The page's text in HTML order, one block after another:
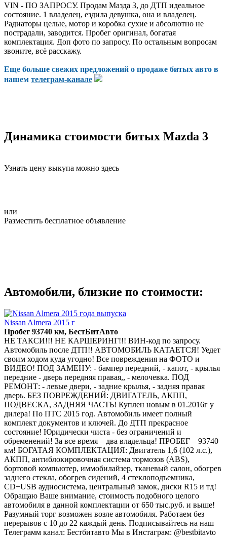
VIN - ПО ЗАПРОСУ. Продам Мазда 3, до ДТП идеальное
состояние. 1 владелец, ездила девушка, она и владелец.
Радиаторы целые, мотор и коробка сухие и абсолютно не
пострадали, заводится. Пробег оригинал, богатая
комплектация. Доп фото по запросу. По остальным вопросам
звоните, всё расскажу.
Еще больше свежих предложений о продаже битых авто в
нашем телеграм-канале
Динамика стоимости битых Mazda 3
Узнать цену выкупа можно здесь
или
Разместить бесплатное объявление
Автомобили, близкие по стоимости:
Nissan Almera 2015 г
Пробег 93740 км, БестБитАвто
НЕ ТАКСИ!!! НЕ КАРШЕРИНГ!!! ВИН-код по запросу.
Автомобиль после ДТП!! АВТОМОБИЛЬ КАТАЕТСЯ! Уедет
своим ходом куда угодно! Все повреждения на ФОТО и
ВИДЕО! ПОД ЗАМЕНУ: - бампер передний, - капот, - крылья
передние - дверь передняя правая,, - мелочевка. ПОД
РЕМОНТ: - левые двери, - задние крылья, - задняя правая
дверь. БЕЗ ПОВРЕЖДЕНИЙ: ДВИГАТЕЛЬ, АКПП,
ПОДВЕСКА, ЗАДНЯЯ ЧАСТЬ! Куплен новым в 01.2016г у
дилера! По ПТС 2015 год. Автомобиль имеет полный
комплект документов и ключей. До ДТП прекрасное
состояние! Юридически чиста - без ограничений и
обременений! За все время – два владельца! ПРОБЕГ – 93740
км! БОГАТАЯ КОМПЛЕКТАЦИЯ: Двигатель 1,6 (102 л.с.),
АКПП, антиблокировочная система тормозов (ABS),
бортовой компьютер, иммобилайзер, тканевый салон, обогрев
заднего стекла, обогрев сидений, 4 стеклоподъемника,
CD+USB аудиосистема, центральный замок, диски R15 и тд!
Обращаю Ваше внимание, стоимость подобного целого
автомобиля в данной комплектации от 650 тыс.руб. и выше!
Разумный торг возможен возле автомобиля. Работаем без
перерывов с 10 до 22 каждый день. Подписывайтесь на наш
Телеграмм канал: Бестбитавто Мы в Инстаграм: @bestbitavto